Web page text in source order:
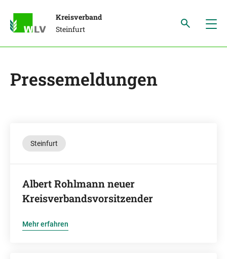
Kreisverband
Steinfurt
Pressemeldungen
Steinfurt
Albert Rohlmann neuer
Kreisverbandsvorsitzender
Mehr erfahren